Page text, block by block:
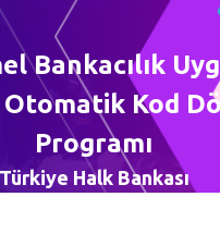
Bankacılık
Kod
Programı
Türkiye Halk Bankası